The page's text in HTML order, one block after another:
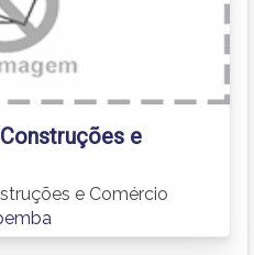
e
e Comércio